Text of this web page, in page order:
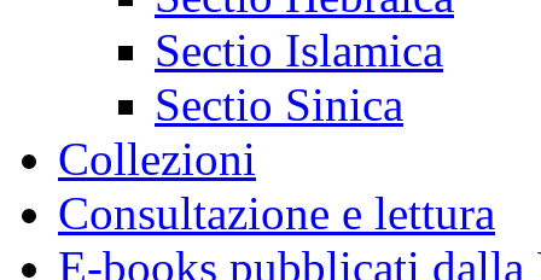
Sectio Islamica
Sectio Sinica
Collezioni
Consultazione e lettura
E-books pubblicati dalla